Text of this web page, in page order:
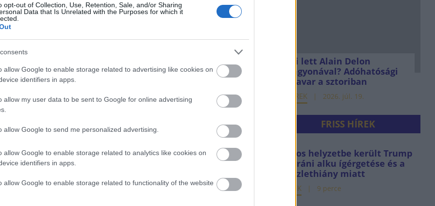
opt-out of Collection, Use, Retention, Sale, and/or Sharing
Data that Is Unrelated with the Purposes for which it
allow Google to enable storage related to advertising like cookies on
identifiers in apps.
allow my user data to be sent to Google for online advertising
allow Google to send me personalized advertising.
allow Google to enable storage related to analytics like cookies on
identifiers in apps.
allow Google to enable storage related to functionality of the website
Mi lett Alain Delon
vagyonával? Adóhatósági
csavar a sztoriban
HÍREK 2026. júl. 19.
FRISS HÍREK
Kínos helyzetbe került Trump
az iráni alku ígérgetése és a
készlethiány miatt
HÍREK 9 perce